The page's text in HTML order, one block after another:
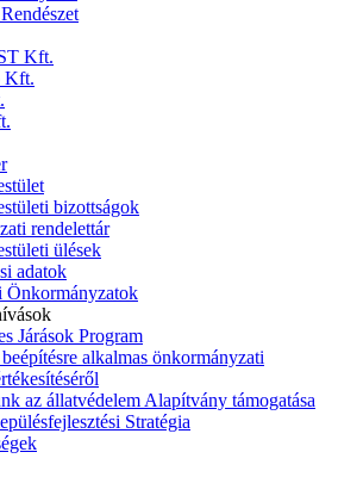
Kft.
Kft.
bizottságok
rendelettár
ülések
adatok
Önkormányzatok
Járások Program
alkalmas önkormányzati
az állatvédelem Alapítvány támogatása
Stratégia